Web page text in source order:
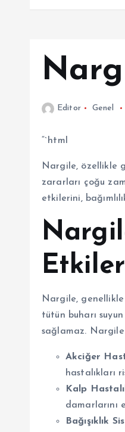
Editor Genel
“`html
Nargile, özellikle
zararları çoğu
etkilerini,
Nargile, genellikle
tütün buharı
sağlamaz.
Akciğer
hastalıkları
Kalp
damarlarını
Bağışıklık